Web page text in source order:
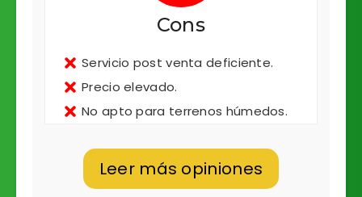
Cons
Servicio post venta deficiente.
Precio elevado.
No apto para terrenos húmedos.
Leer más opiniones